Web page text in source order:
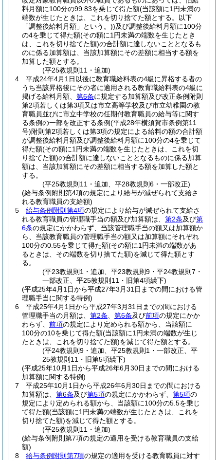
料月額に100分の99.83を乗じて得た額(当該額に1円未満の
端数が生じたときは、これを切り捨てた額とする。以下
「調整後給料月額」という。))及び調整後給料月額に100分
の4を乗じて得た額(その額に1円未満の端数を生じたとき
は、これを切り捨てた額)の合計額に達しないこととなるも
のに係る加算額は、当該加算額にその差額に相当する額を
加算した額とする。
(平25教規則11・追加)
4
平成24年4月1日以後に教育職給料表の4級に昇格する者の
うち当該昇格後にその者に適用される教育職給料表の4級に
掲げる給料月額、 第6条に規定する加算額及び改正条例附則
第2項若しくは第3項又は市立高等学校及び市立幼稚園の教
育職員並びに市立中学校の任期付教育職員の給与等に関す
る条例の一部を改正する条例(平成28年横須賀市条例第11
号)附則第2項若しくは第3項の規定による給料の額の合計額
が調整後給料月額及び調整後給料月額に100分の4を乗じて
得た額(その額に1円未満の端数を生じたときは、これを切
り捨てた額)の合計額に達しないこととなるものに係る加算
額は、当該加算額にその差額に相当する額を加算した額と
する。
(平25教規則11・追加、平28教規則6・一部改正)
(給与条例附則第4項の規定により給与が減ぜられて支給さ
れる教育職員の支給額)
5
給与条例附則第4項の規定により給与が減ぜられて支給さ
れる教育職員の管理職手当の額及び加算額は、 第2条及び第
6条の規定にかかわらず、当該管理職手当の額又は加算額か
ら、当該教育職員の管理職手当の額又は加算額にそれぞれ
100分の0.55を乗じて得た額(その額に1円未満の端数があ
るときは、その端数を切り捨てた額)を減じて得た額とす
る。
(平23教規則1・追加、平23教規則9・平24教規則7・
一部改正、平25教規則11・旧第4項繰下)
(平成25年4月1日から平成27年3月31日までの間における管
理職手当に関する特例)
6
平成25年4月1日から平成27年3月31日までの間における
管理職手当の月額は、 第2条 第6条及び前項の規定にかか
わらず、 前項の規定により定められる額から、当該額に
100分の10を乗じて得た額(当該額に1円未満の端数が生じ
たときは、これを切り捨てた額)を減じて得た額とする。
(平24教規則9・追加、平25教規則1・一部改正、平
25教規則11・旧第5項繰下)
(平成25年10月1日から平成26年6月30日までの間における
加算額に関する特例)
7
平成25年10月1日から平成26年6月30日までの間における
加算額は、 第6条及び第5項の規定にかかわらず、 第5項の
規定により定められる額から、当該額に100分の5.5を乗じ
て得た額(当該額に1円未満の端数が生じたときは、これを
切り捨てた額)を減じて得た額とする。
(平25教規則11・追加)
(給与条例附則第7項の規定の適用を受ける教育職員の支給
額)
8
給与条例附則第7項の規定の適用を受ける教育職員に対す